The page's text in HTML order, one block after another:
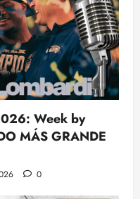
Week by
MÁS GRANDE
0